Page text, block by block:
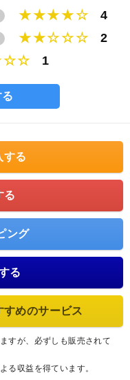
★★★★☆
4
★★☆☆☆
2
1
する
る
ング
る
すめのサービス
すが、必ずしも販売されて
る収益を得ています。